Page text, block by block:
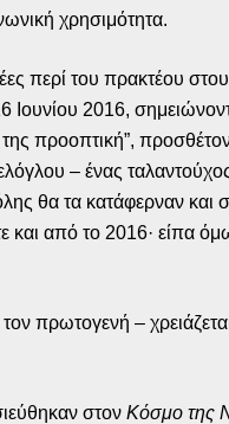
χρησιμότητα.
περί του πρακτέου
Ιουνίου 2016,
προοπτική”,
– ένας
θα τα κατάφερναν και
από το 2016· είπα
πρωτογενή –
στον Κόσμο της